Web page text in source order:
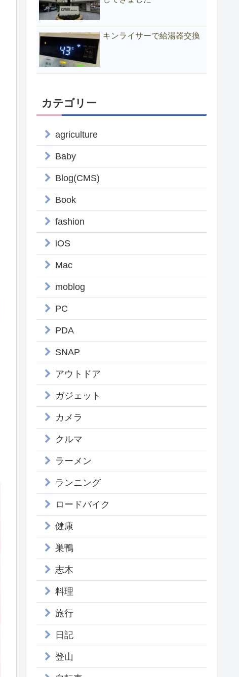
キンライサーで給湯器交換
カテゴリー
agriculture
Baby
Blog(CMS)
Book
fashion
iOS
Mac
moblog
PC
PDA
SNAP
アウトドア
ガジェット
カメラ
クルマ
ラーメン
ランニング
ロードバイク
健康
巣鴨
志木
料理
旅行
日記
登山